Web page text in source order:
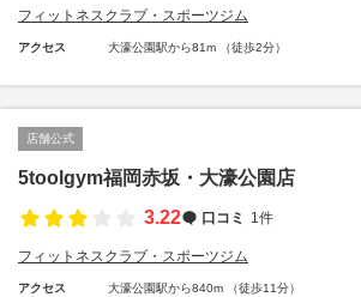
フィットネスクラブ・スポーツジム
アクセス 大濠公園駅から81m （徒歩2分）
店舗公式
5toolgym福岡赤坂・大濠公園店
3.22
口コミ 1件
フィットネスクラブ・スポーツジム
アクセス 大濠公園駅から840m （徒歩11分）